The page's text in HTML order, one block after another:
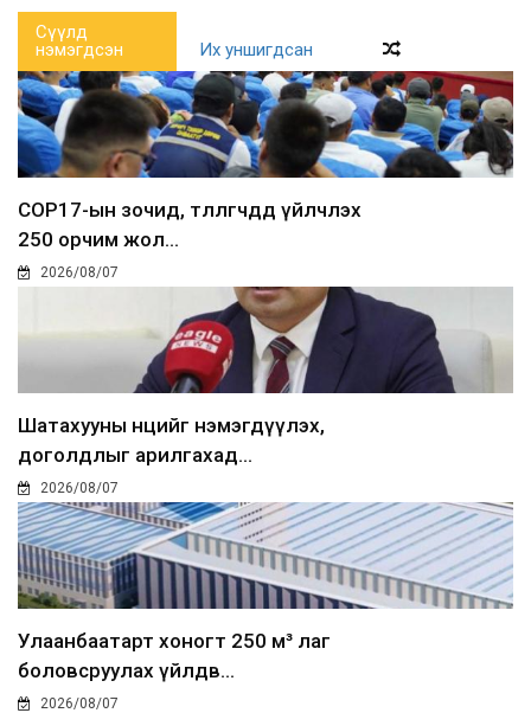
Сүүлд
нэмэгдсэн
Их уншигдсан
COP17-ын зочид, төлөөлөгчдөд үйлчлэх
250 орчим жол...
2026/08/07
Шатахууны нөөцийг нэмэгдүүлэх,
доголдлыг арилгахад...
2026/08/07
Улаанбаатарт хоногт 250 м³ лаг
боловсруулах үйлдв...
2026/08/07